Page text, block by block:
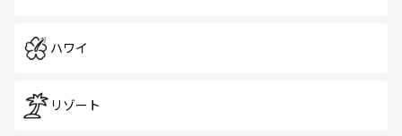
ハワイ
リゾート